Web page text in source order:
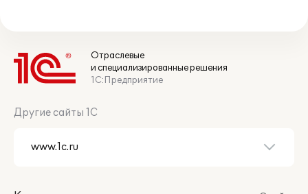
Отраслевые
и специализированные решения
1С:Предприятие
Другие сайты 1С